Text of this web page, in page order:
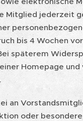
Mitglied jederzeit
bis 4 Wochen
späterem
Homepage
an
oder